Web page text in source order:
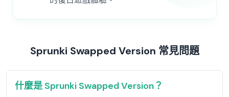
Sprunki Swapped Version 常見問題
什麼是 Sprunki Swapped Version？